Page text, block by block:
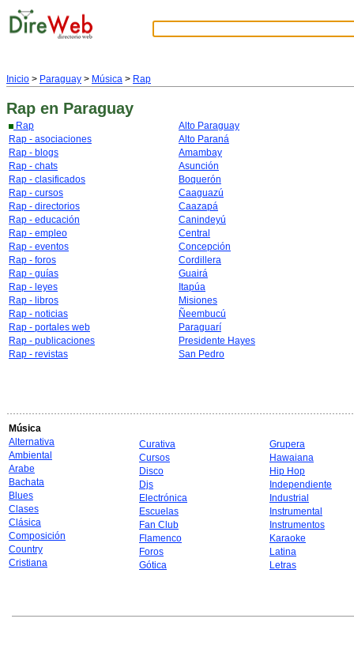
Inicio > Paraguay > Música > Rap
Rap en Paraguay
Rap
Rap - asociaciones
Rap - blogs
Rap - chats
Rap - clasificados
Rap - cursos
Rap - directorios
Rap - educación
Rap - empleo
Rap - eventos
Rap - foros
Rap - guías
Rap - leyes
Rap - libros
Rap - noticias
Rap - portales web
Rap - publicaciones
Rap - revistas
Alto Paraguay
Alto Paraná
Amambay
Asunción
Boquerón
Caaguazú
Caazapá
Canindeyú
Central
Concepción
Cordillera
Guairá
Itapúa
Misiones
Ñeembucú
Paraguarí
Presidente Hayes
San Pedro
Música
Alternativa
Ambiental
Arabe
Bachata
Blues
Clases
Clásica
Composición
Country
Cristiana
Curativa
Cursos
Disco
Djs
Electrónica
Escuelas
Fan Club
Flamenco
Foros
Gótica
Grupera
Hawaiana
Hip Hop
Independiente
Industrial
Instrumental
Instrumentos
Karaoke
Latina
Letras